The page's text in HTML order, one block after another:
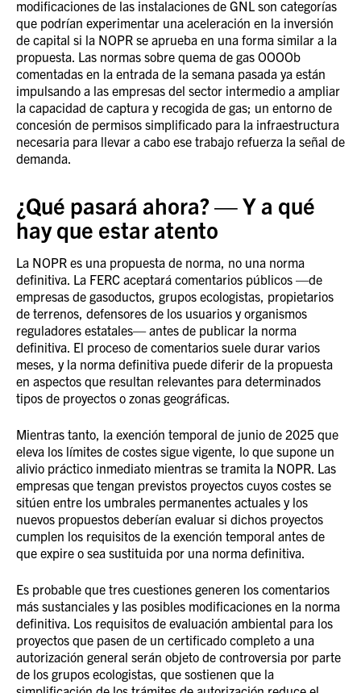
modificaciones de las instalaciones de GNL son categorías
que podrían experimentar una aceleración en la inversión
de capital si la NOPR se aprueba en una forma similar a la
propuesta. Las normas sobre quema de gas OOOOb
comentadas en la entrada de la semana pasada ya están
impulsando a las empresas del sector intermedio a ampliar
la capacidad de captura y recogida de gas; un entorno de
concesión de permisos simplificado para la infraestructura
necesaria para llevar a cabo ese trabajo refuerza la señal de
demanda.
¿Qué pasará ahora? — Y a qué
hay que estar atento
La NOPR es una propuesta de norma, no una norma
definitiva. La FERC aceptará comentarios públicos —de
empresas de gasoductos, grupos ecologistas, propietarios
de terrenos, defensores de los usuarios y organismos
reguladores estatales— antes de publicar la norma
definitiva. El proceso de comentarios suele durar varios
meses, y la norma definitiva puede diferir de la propuesta
en aspectos que resultan relevantes para determinados
tipos de proyectos o zonas geográficas.
Mientras tanto, la exención temporal de junio de 2025 que
eleva los límites de costes sigue vigente, lo que supone un
alivio práctico inmediato mientras se tramita la NOPR. Las
empresas que tengan previstos proyectos cuyos costes se
sitúen entre los umbrales permanentes actuales y los
nuevos propuestos deberían evaluar si dichos proyectos
cumplen los requisitos de la exención temporal antes de
que expire o sea sustituida por una norma definitiva.
Es probable que tres cuestiones generen los comentarios
más sustanciales y las posibles modificaciones en la norma
definitiva. Los requisitos de evaluación ambiental para los
proyectos que pasen de un certificado completo a una
autorización general serán objeto de controversia por parte
de los grupos ecologistas, que sostienen que la